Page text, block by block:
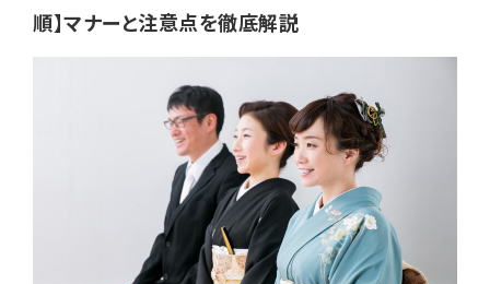
無料相談
ウェディングプラン
ショールーム・サロン 会場を探す
順】マナーと注意点を徹底解説